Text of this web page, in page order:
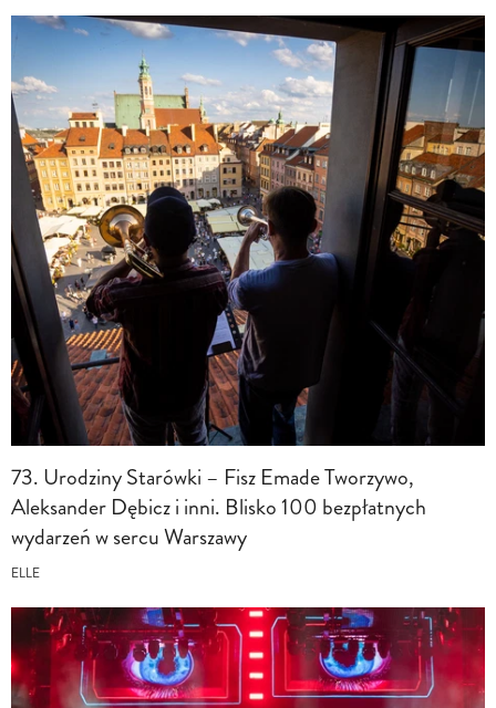
73. Urodziny Starówki – Fisz Emade Tworzywo,
Aleksander Dębicz i inni. Blisko 100 bezpłatnych
wydarzeń w sercu Warszawy
ELLE